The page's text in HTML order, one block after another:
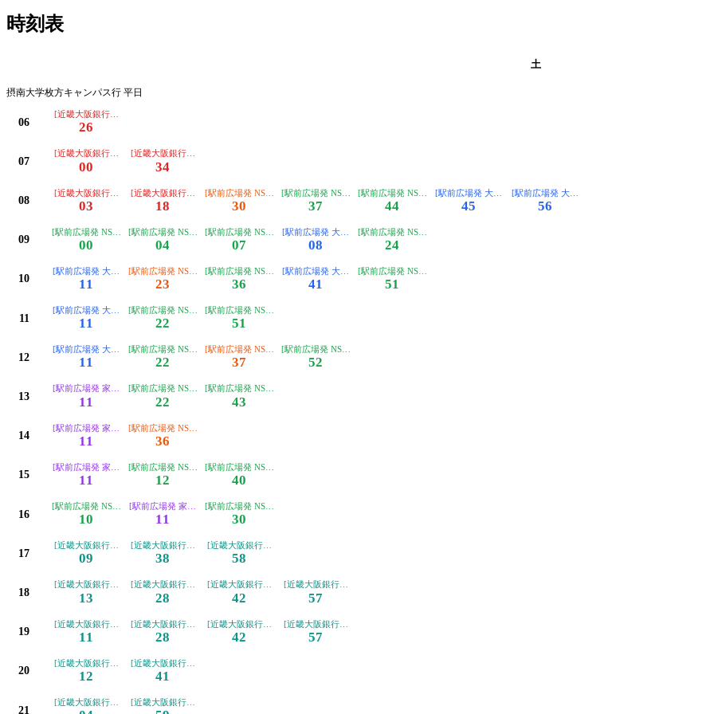
時刻表
土
摂南大学枚方キャンパス行 平日
06
[近畿大阪銀行前発 大阪工大経由 摂南大学枚方キャンパス]
26
07
[近畿大阪銀行前発 大阪工大経由 摂南大学枚方キャンパス]
00
[近畿大阪銀行前発 大阪工大経由 摂南大学枚方キャンパス]
34
08
[近畿大阪銀行前発 大阪工大経由 摂南大学枚方キャンパス]
03
[近畿大阪銀行前発 大阪工大経由 摂南大学枚方キャンパス]
18
[駅前広場発 NS大阪工大経由 摂南大学枚方キャンパス]
30
[駅前広場発 NS大阪工大止]
37
[駅前広場発 NS大阪工大止]
44
[駅前広場発 大阪工大経由 摂南大学枚方キャンパス]
45
[駅前広場発 大阪工大経由 摂南大学枚方キャンパス]
56
09
[駅前広場発 NS大阪工大止]
00
[駅前広場発 NS大阪工大止]
04
[駅前広場発 NS大阪工大止]
07
[駅前広場発 大阪工大経由 摂南大学枚方キャンパス]
08
[駅前広場発 NS大阪工大止]
24
10
[駅前広場発 大阪工大経由 摂南大学枚方キャンパス]
11
[駅前広場発 NS大阪工大経由 摂南大学枚方キャンパス]
23
[駅前広場発 NS大阪工大止]
36
[駅前広場発 大阪工大経由 摂南大学枚方キャンパス]
41
[駅前広場発 NS大阪工大止]
51
11
[駅前広場発 大阪工大経由 摂南大学枚方キャンパス]
11
[駅前広場発 NS大阪工大止]
22
[駅前広場発 NS大阪工大止]
51
12
[駅前広場発 大阪工大経由 摂南大学枚方キャンパス]
11
[駅前広場発 NS大阪工大止]
22
[駅前広場発 NS大阪工大経由 摂南大学枚方キャンパス]
37
[駅前広場発 NS大阪工大止]
52
13
[駅前広場発 家具団地経由 摂南大学枚方キャンパス]
11
[駅前広場発 NS大阪工大止]
22
[駅前広場発 NS大阪工大止]
43
14
[駅前広場発 家具団地経由 摂南大学枚方キャンパス]
11
[駅前広場発 NS大阪工大経由 摂南大学枚方キャンパス]
36
15
[駅前広場発 家具団地経由 摂南大学枚方キャンパス]
11
[駅前広場発 NS大阪工大止]
12
[駅前広場発 NS大阪工大止]
40
16
[駅前広場発 NS大阪工大止]
10
[駅前広場発 家具団地経由 摂南大学枚方キャンパス]
11
[駅前広場発 NS大阪工大止]
30
17
[近畿大阪銀行前発 家具団地経由 摂南大学枚方キャンパス]
09
[近畿大阪銀行前発 家具団地経由 摂南大学枚方キャンパス]
38
[近畿大阪銀行前発 家具団地経由 摂南大学枚方キャンパス]
58
18
[近畿大阪銀行前発 家具団地経由 摂南大学枚方キャンパス]
13
[近畿大阪銀行前発 家具団地経由 摂南大学枚方キャンパス]
28
[近畿大阪銀行前発 家具団地経由 摂南大学枚方キャンパス]
42
[近畿大阪銀行前発 家具団地経由 摂南大学枚方キャンパス]
57
19
[近畿大阪銀行前発 家具団地経由 摂南大学枚方キャンパス]
11
[近畿大阪銀行前発 家具団地経由 摂南大学枚方キャンパス]
28
[近畿大阪銀行前発 家具団地経由 摂南大学枚方キャンパス]
42
[近畿大阪銀行前発 家具団地経由 摂南大学枚方キャンパス]
57
20
[近畿大阪銀行前発 家具団地経由 摂南大学枚方キャンパス]
12
[近畿大阪銀行前発 家具団地経由 摂南大学枚方キャンパス]
41
21
[近畿大阪銀行前発 家具団地経由 摂南大学枚方キャンパス]
[近畿大阪銀行前発 家具団地経由 摂南大学枚方キャンパス]